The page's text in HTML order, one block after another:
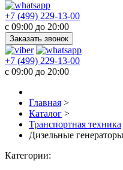
+7 (499) 229-13-00
c 09:00 до 20:00
Заказать звонок
+7 (499) 229-13-00
c 09:00 до 20:00
Главная >
Каталог >
Транспортная техника
Дизельные генераторы
Категории: